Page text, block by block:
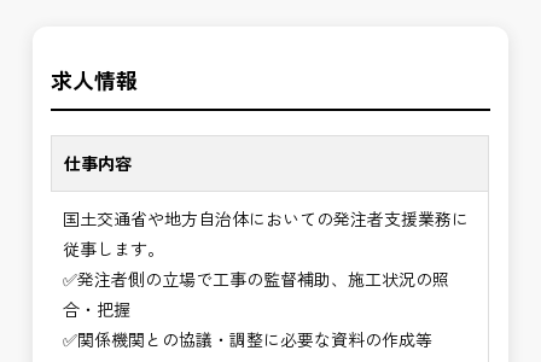
か？
✅ストレスのない、上下関係を気にしなくてもよい
職場環境
✅「仕事のやりがい」と「賃金」のバランスを大切
に致します。
⭐＝＝お祝い金100,000円＝＝⭐
※お祝い金の支給条件は、入社より3ヶ月経過され
た方が対象となります。
その他支給条件の詳細については、問い合わせくだ
さい。
求人情報
仕事内容
国土交通省や地方自治体においての発注者支援業務に
従事します。
✅発注者側の立場で工事の監督補助、施工状況の照
合・把握
✅関係機関との協議・調整に必要な資料の作成等